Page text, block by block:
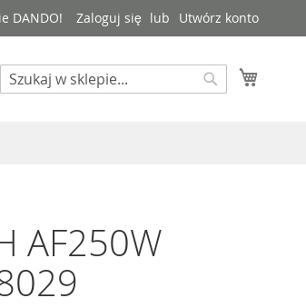
DANDO! Zaloguj się Utwórz konto
Search
AF250W